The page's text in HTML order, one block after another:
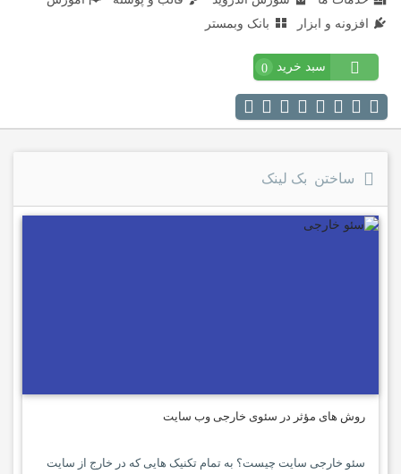
افزونه و ابزار
بانک وبمستر
سبد خرید 0
ساختن بک لینک
روش های مؤثر در سئوی خارجی وب سایت
سئو خارجی سایت چیست؟ به تمام تکنیک هایی که در خارج از سایت